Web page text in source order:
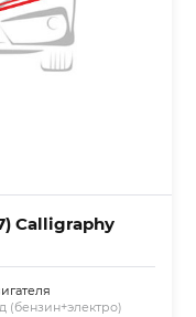
Calligraphy
(бензин+электро)